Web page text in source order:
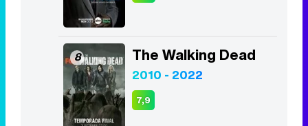
8 The Walking Dead
2010 - 2022
7,9